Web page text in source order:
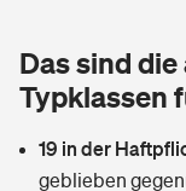
Rentenrechner:
Wer versichert
Reiseversicherung
Zur Übersicht
Das sind
Typklassen
19 in der
geblieben